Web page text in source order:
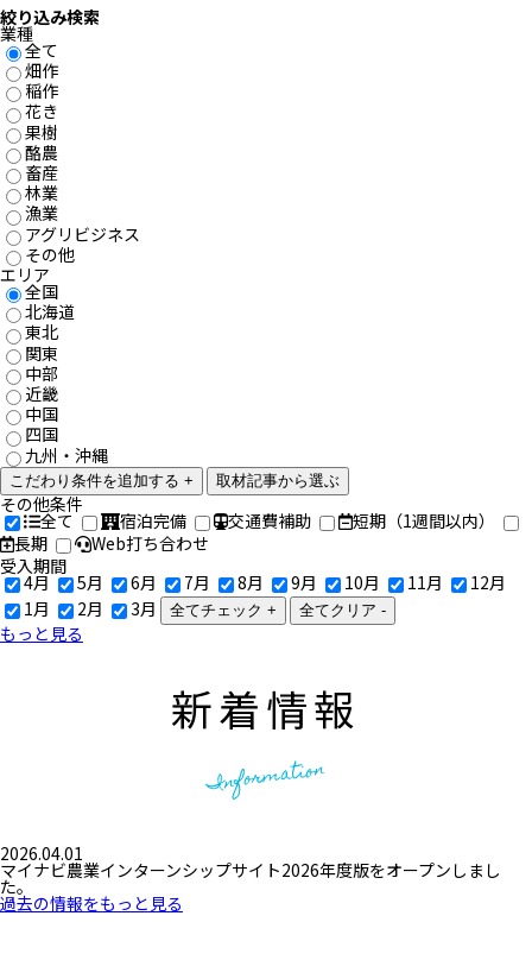
絞り込み検索
業種
全て
畑作
稲作
花き
果樹
酪農
畜産
林業
漁業
アグリビジネス
その他
エリア
全国
北海道
東北
関東
中部
近畿
中国
四国
九州・沖縄
こだわり条件を追加する + 取材記事から選ぶ
その他条件
全て 宿泊完備 交通費補助 短期 （1週間以内）
長期
Web打ち合わせ
受入期間
4月 5月 6月 7月 8月 9月 10月 11月
12月
1月
2月 3月 全てチェック + 全てクリア -
もっと見る
新着情報
Information
2026.04.01
マイナビ農業インターンシップサイト2026年度版をオープンしまし
た。
過去の情報をもっと見る